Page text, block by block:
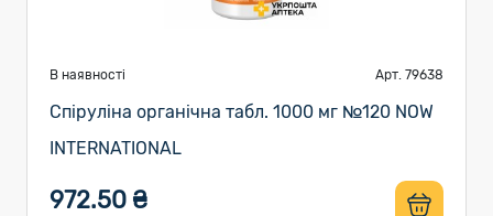
В наявності Арт. 79638
Спіруліна органічна табл. 1000 мг №120 NOW
INTERNATIONAL
972.50 ₴